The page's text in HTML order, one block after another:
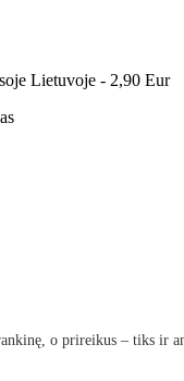
Lietuvoje - 2,90 Eur
o prireikus – tiks ir